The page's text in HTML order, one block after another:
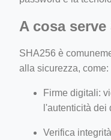
A cosa serve
SHA256 è
alla sicurezza, come:
Firme digitali:
l'autenticità
Verifica